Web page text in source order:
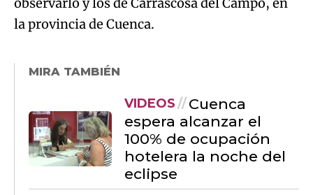
observarlo y los de Carrascosa del Campo, en
la provincia de Cuenca.
MIRA TAMBIÉN
VIDEOS
Cuenca
espera alcanzar el
100% de ocupación
hotelera la noche del
eclipse